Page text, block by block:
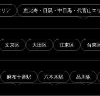
ア 恵比寿・目黒・中目黒・代官山エ
エリア 丸ノ内線エリア 都営新
文京区 大田区 江東区 台東
麻布十番駅 六本木駅 品川駅